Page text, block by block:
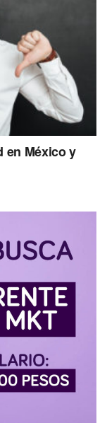
en México y